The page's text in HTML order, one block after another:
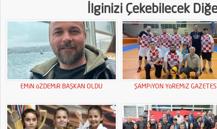
İlginizi Çekebilecek
EMiN öZDEMiR BAŞKAN OLDU ŞAMPiYON YöREMiZ